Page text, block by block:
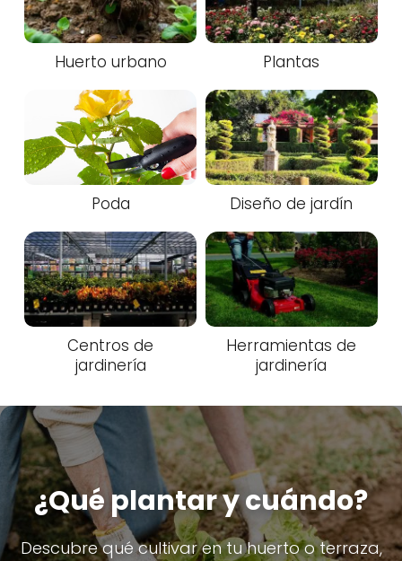
Huerto urbano Plantas
Poda Diseño de jardín
Centros de
jardinería
Herramientas de
jardinería
¿Qué plantar y cuándo?
Descubre qué cultivar en tu huerto o terraza,